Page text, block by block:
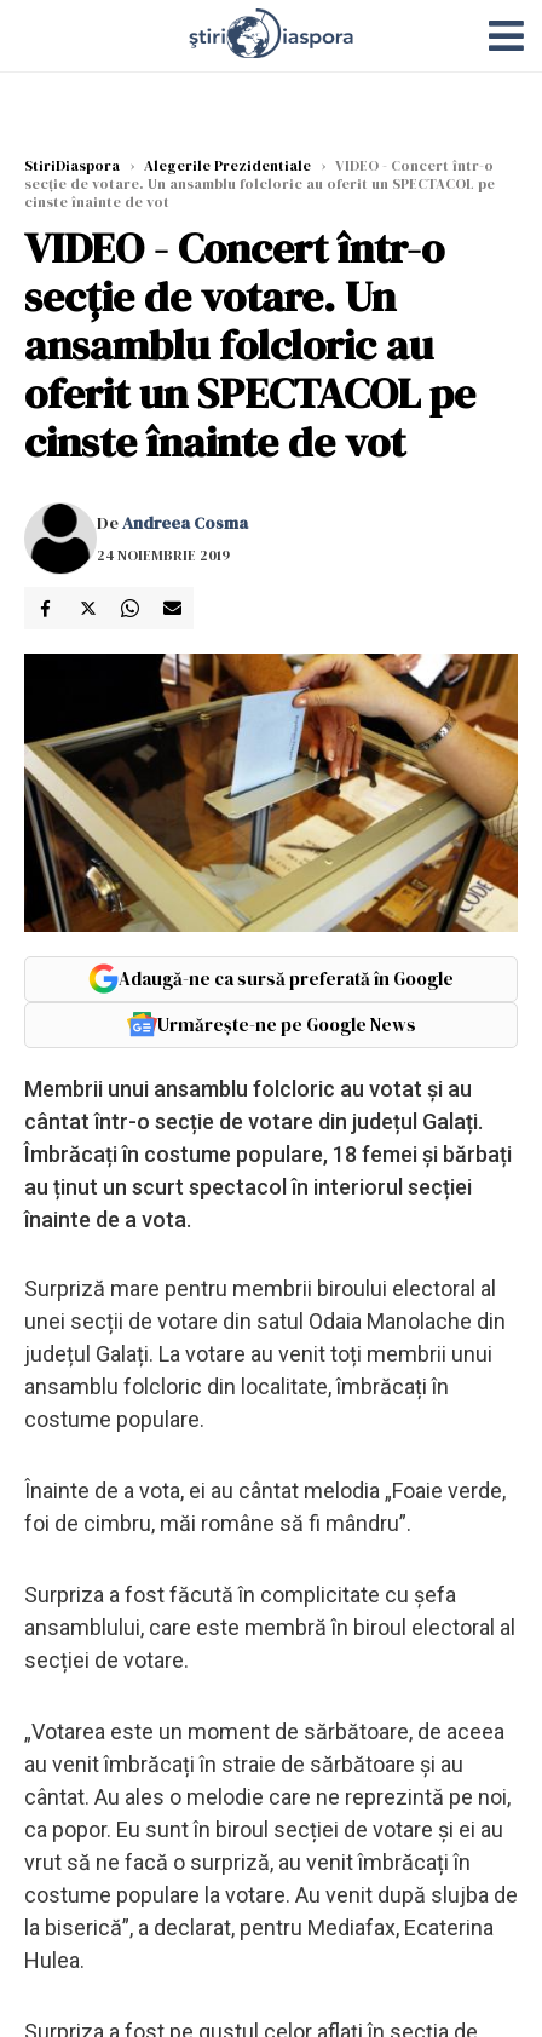
StiriDiaspora › Alegerile Prezidentiale › VIDEO - Concert într-o
secţie de votare. Un ansamblu folcloric au oferit un SPECTACOL pe
cinste înainte de vot
VIDEO - Concert într-o
secţie de votare. Un
ansamblu folcloric au
oferit un SPECTACOL pe
cinste înainte de vot
DeAndreea Cosma
24 NOIEMBRIE 2019
Adaugă-ne ca sursă preferată în Google
Urmărește-ne pe Google News
Membrii unui ansamblu folcloric au votat și au
cântat într-o secție de votare din județul Galați.
Îmbrăcați în costume populare, 18 femei și bărbați
au ținut un scurt spectacol în interiorul secției
înainte de a vota.
Surpriză mare pentru membrii biroului electoral al
unei secții de votare din satul Odaia Manolache din
județul Galați. La votare au venit toți membrii unui
ansamblu folcloric din localitate, îmbrăcați în
costume populare.
Înainte de a vota, ei au cântat melodia „Foaie verde,
foi de cimbru, măi române să fi mândru”.
Surpriza a fost făcută în complicitate cu șefa
ansamblului, care este membră în biroul electoral al
secției de votare.
„Votarea este un moment de sărbătoare, de aceea
au venit îmbrăcați în straie de sărbătoare și au
cântat. Au ales o melodie care ne reprezintă pe noi,
ca popor. Eu sunt în biroul secției de votare și ei au
vrut să ne facă o surpriză, au venit îmbrăcați în
costume populare la votare. Au venit după slujba de
la biserică”, a declarat, pentru Mediafax, Ecaterina
Hulea.
Surpriza a fost pe gustul celor aflați în secția de